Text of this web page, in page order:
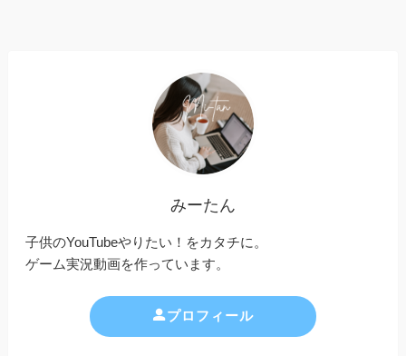
みーたん
子供のYouTubeやりたい！をカタチに。
ゲーム実況動画を作っています。
プロフィール